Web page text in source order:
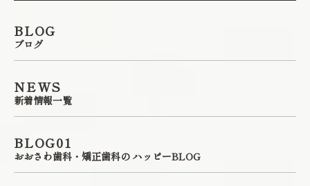
BLOG
ブログ
NEWS
新着情報一覧
BLOG01
おおさわ歯科・矯正歯科の ハッピーBLOG